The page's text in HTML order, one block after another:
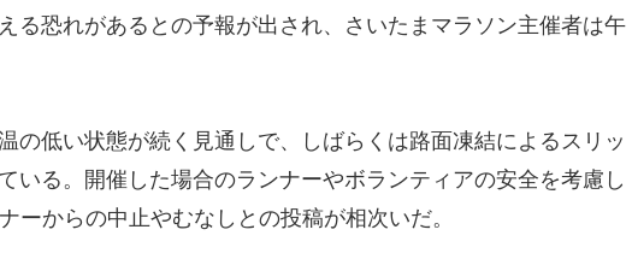
る恐れがあるとの予報が出され、さいたまマラソン主催者は午
低い状態が続く見通しで、しばらくは路面凍結によるスリッ
いる。開催した場合のランナーやボランティアの安全を考慮し
ーからの中止やむなしとの投稿が相次いだ。